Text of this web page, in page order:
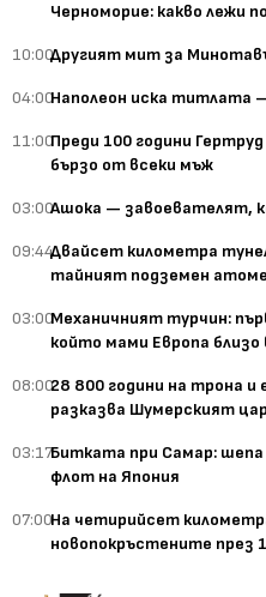
Черноморие: какво лежи
10:00Другият мит за
04:00Наполеон иска титлата
11:00Преди 100 години
бързо от всеки мъж
03:00Ашока — завоевателят,
09:44Двайсет километра
тайният подземен
03:00Механичният турчин:
който мами Европа близо
08:0028 800 години на трона и
разказва Шумерският
03:17Битката при Самар: шепа
флот на Япония
07:00На четирийсет
новопокръстените през